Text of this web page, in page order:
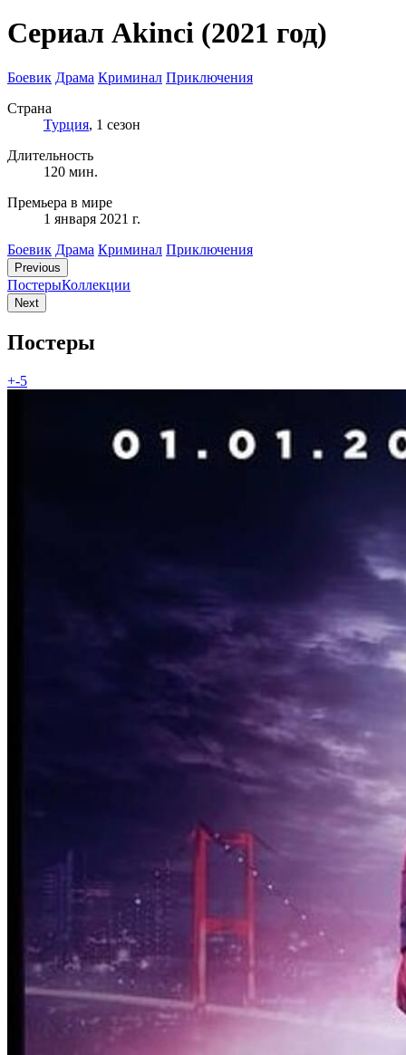
Сериал Akinci (2021 год)
Боевик Драма Криминал Приключения
Страна
Турция, 1 сезон
Длительность
120 мин.
Премьера в мире
1 января 2021 г.
Боевик Драма Криминал Приключения
Previous
ПостерыКоллекции
Next
Постеры
+-5